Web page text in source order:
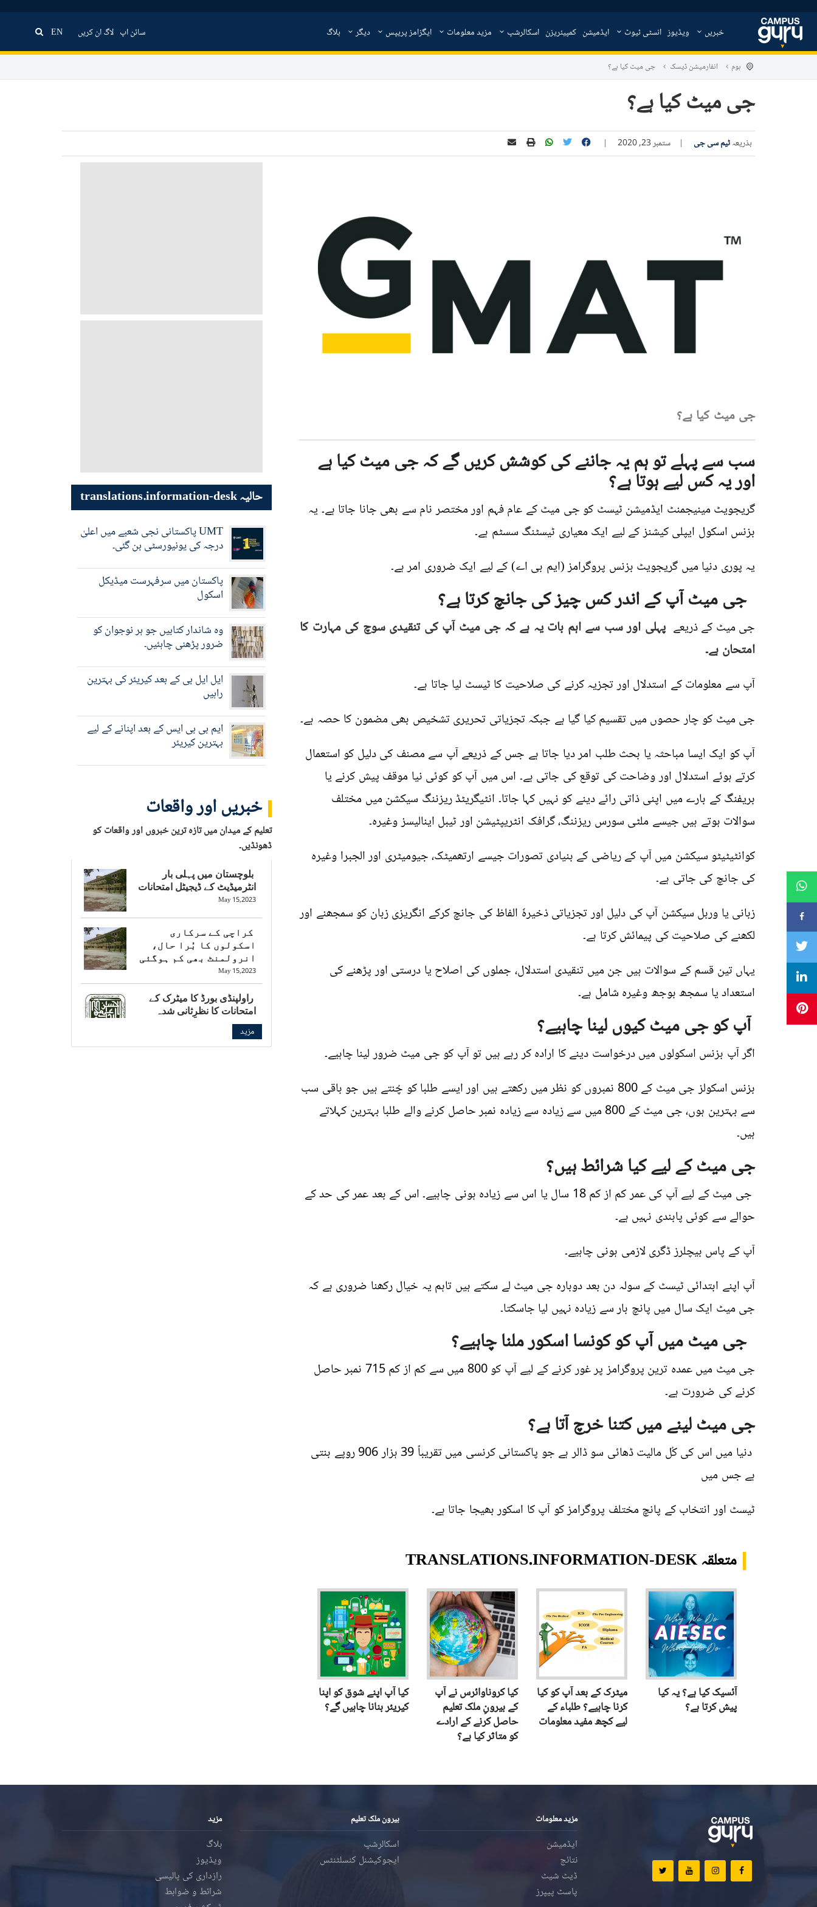
خبریں ویڈیوز انسٹی ٹیوٹ ایڈمیشن کمپیئریزن اسکالرشپ مزید معلومات ایگزامز پریپس دیگر بلاگ سائن اپ لاگ ان کریں EN
ہوم انفارمیشن ڈیسک جی میٹ کیا ہے؟
جی میٹ کیا ہے؟
بذریعہٹیم سی جی | ستمبر 23, 2020 |
جی میٹ کیا ہے؟
سب سے پہلے تو ہم یہ جاننے کی کوشش کریں گے کہ جی میٹ کیا ہے
اور یہ کس لیے ہوتا ہے؟
گریجویٹ مینیجمنٹ ایڈمیشن ٹیسٹ کو جی میٹ کے عام فہم اور مختصر نام سے بھی جانا جاتا ہے۔ یہ
بزنس اسکول ایپلی کیشنز کے لیے ایک معیاری ٹیسٹنگ سسٹم ہے۔
یہ پوری دنیا میں گریجویٹ بزنس پروگرامز (ایم بی اے) کے لیے ایک ضروری امر ہے۔
جی میٹ آپ کے اندر کس چیز کی جانچ کرتا ہے؟
جی میٹ کے ذریعے پہلی اور سب سے اہم بات یہ ہے کہ جی میٹ آپ کی تنقیدی سوچ کی مہارت کا
امتحان ہے۔
آپ سے معلومات کے استدلال اور تجزیہ کرنے کی صلاحیت کا ٹیسٹ لیا جاتا ہے۔
جی میٹ کو چار حصوں میں تقسیم کیا گیا ہے جبکہ تجزیاتی تحریری تشخیص بھی مضمون کا حصہ ہے۔
آپ کو ایک ایسا مباحثہ یا بحث طلب امر دیا جاتا ہے جس کے ذریعے آپ سے مصنف کی دلیل کو استعمال
کرتے ہوئے استدلال اور وضاحت کی توقع کی جاتی ہے۔ اس میں آپ کو کوئی نیا موقف پیش کرنے یا
بریفنگ کے بارے میں اپنی ذاتی رائے دینے کو نہیں کہا جاتا۔ انٹیگریٹڈ ریزننگ سیکشن میں مختلف
سوالات ہوتے ہیں جیسے ملٹی سورس ریزننگ، گرافک انٹریپٹیشن اور ٹیبل اینالیسز وغیرہ۔
کوانٹیٹیٹو سیکشن میں آپ کے ریاضی کے بنیادی تصورات جیسے ارتھمیٹک، جیومیٹری اور الجبرا وغیرہ
کی جانچ کی جاتی ہے۔
زبانی یا وربل سیکشن آپ کی دلیل اور تجزیاتی ذخیرہٗ الفاظ کی جانچ کرکے انگریزی زبان کو سمجھنے اور
لکھنے کی صلاحیت کی پیمائش کرتا ہے۔
یہاں تین قسم کے سوالات ہیں جن میں تنقیدی استدلال، جملوں کی اصلاح یا درستی اور پڑھنے کی
استعداد یا سمجھ بوجھ وغیرہ شامل ہے۔
آپ کو جی میٹ کیوں لینا چاہیے؟
اگر آپ بزنس اسکولوں میں درخواست دینے کا ارادہ کر رہے ہیں تو آپ کو جی میٹ ضرور لینا چاہیے۔
بزنس اسکولز جی میٹ کے 800 نمبروں کو نظر میں رکھتے ہیں اور ایسے طلبا کو چُنتے ہیں جو باقی سب
سے بہترین ہوں، جی میٹ کے 800 میں سے زیادہ سے زیادہ نمبر حاصل کرنے والے طلبا بہترین کہلاتے
ہیں۔
جی میٹ کے لیے کیا شرائط ہیں؟
جی میٹ کے لیے آپ کی عمر کم از کم 18 سال یا اس سے زیادہ ہونی چاہیے۔ اس کے بعد عمر کی حد کے
حوالے سے کوئی پابندی نہیں ہے۔
آپ کے پاس بیچلرز ڈگری لازمی ہونی چاہیے۔
آپ اپنے ابتدائی ٹیسٹ کے سولہ دن بعد دوبارہ جی میٹ لے سکتے ہیں تاہم یہ خیال رکھنا ضروری ہے کہ
جی میٹ ایک سال میں پانچ بار سے زیادہ نہیں لیا جاسکتا۔
جی میٹ میں آپ کو کونسا اسکور ملنا چاہیے؟
جی میٹ میں عمدہ ترین پروگرامز پر غور کرنے کے لیے آپ کو 800 میں سے کم از کم 715 نمبر حاصل
کرنے کی ضرورت ہے۔
جی میٹ لینے میں کتنا خرچ آتا ہے؟
دنیا میں اس کی کُل مالیت
ڈھائی سو ڈالر ہے جو پاکستانی کرنسی میں تقریباً 39 ہزار 906 روپے بنتی
ہے جس میں
ٹیسٹ اور انتخاب کے پانچ مختلف پروگرامز کو آپ کا اسکور بھیجا جاتا ہے۔
متعلقہ TRANSLATIONS.INFORMATION-DESK
آئسیک کیا ہے؟ یہ کیا
پیش کرتا ہے؟
میٹرک کے بعد آپ کو کیا
کرنا چاہیے؟ طلباء کے
لیے کچھ مفید معلومات
کیا کروناوائرس نے آپ
کے بیرونِ ملک تعلیم
حاصل کرنے کے ارادے
کو متاثر کیا ہے؟
کیا آپ اپنے شوق کو اپنا
کیریئر بنانا چاہیں گے؟
حالیہ translations.information-desk
UMT پاکستانی نجی شعبے میں اعلیٰ
درجہ کی یونیورسٹی بن گئی۔
پاکستان میں سرفہرست میڈیکل
اسکول
وہ شاندار کتابیں جو ہر نوجوان کو
ضرور پڑھنی چاہئیں۔
ایل ایل بی کے بعد کیریئر کی بہترین
راہیں
ایم بی بی ایس کے بعد اپنانے کے لیے
بہترین کیریئر
خبریں اور واقعات
تعلیم کے میدان میں تازہ ترین خبروں اور واقعات کو
ڈھونڈیں۔
بلوچستان میں پہلی بار
انٹرمیڈیٹ کے ڈیجیٹل امتحانات
May 15,2023
کراچی کے سرکاری
اسکولوں کا بُرا حال،
انرولمنٹ بھی کم ہوگئی
May 15,2023
راولپنڈی بورڈ کا میٹرک کے
امتحانات کا نظرِثانی شدہ
شیڈول جاری
May 15,2023
مزید
مزید معلومات
ایڈمیشن
نتائج
ڈیٹ شیٹ
پاسٹ پیپرز
بیرون ملک تعلیم
اسکالرشپ
ایجوکیشنل کنسلٹنٹس
مزید
بلاگ
ویڈیوز
رازداری کی پالیسی
شرائط و ضوابط